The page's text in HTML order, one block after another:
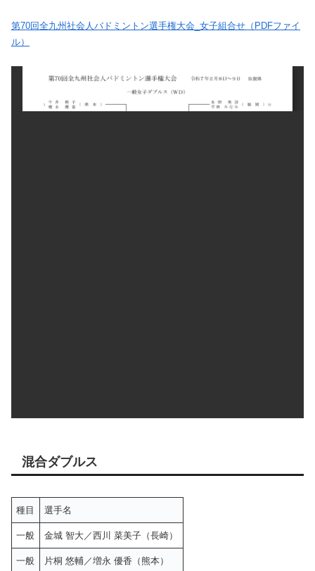
第70回全九州社会人バドミントン選手権大会_女子組合せ（PDFファイ
ル）
混合ダブルス
種目 選手名
一般 金城 智大／西川 菜美子（長崎）
一般 片桐 悠輔／増永 優香（熊本）